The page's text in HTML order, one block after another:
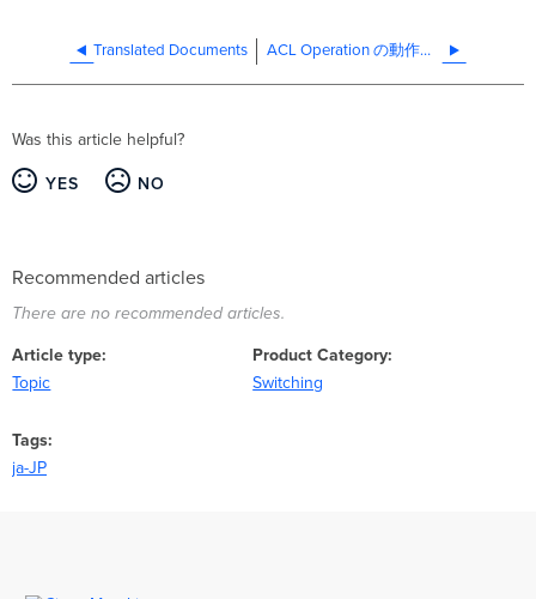
Translated Documents ACL Operation の動作について
Was this article helpful?
YES NO
Recommended articles
There are no recommended articles.
Article type
Topic
Product Category
Switching
Tags
ja-JP